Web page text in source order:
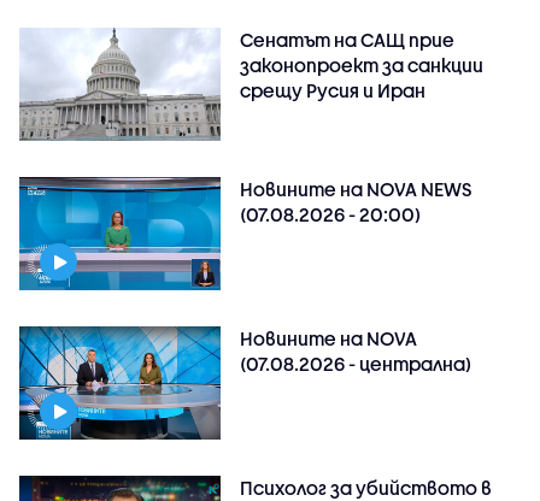
Сенатът на САЩ прие
законопроект за санкции
срещу Русия и Иран
Новините на NOVA NEWS
(07.08.2026 - 20:00)
Новините на NOVA
(07.08.2026 - централна)
Психолог за убийството в